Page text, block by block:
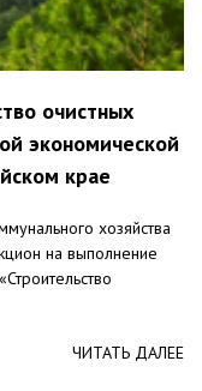
очистных
экономической
крае
хозяйства
на выполнение
ЧИТАТЬ ДАЛЕЕ